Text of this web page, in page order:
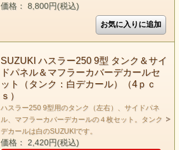
価格： 8,800円(税込)
SUZUKI ハスラー250 9型 タンク＆サイ
ドパネル＆マフラーカバーデカールセ
ット（タンク：白デカール）（4ｐｃ
ｓ）
ハスラー250 9型用のタンク（左右）、サイドパネ
ル、マフラーカバーデカールの４枚セット。タンク
デカールは白のSUZUKIです。
価格： 2,420円(税込)